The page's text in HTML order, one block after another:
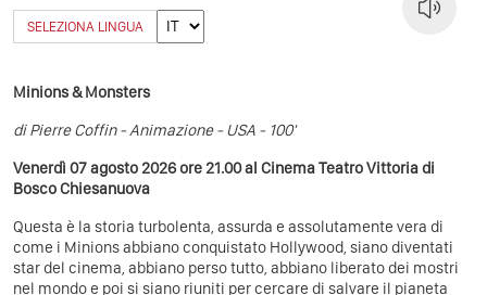
SELEZIONA LINGUA
Minions & Monsters
di Pierre Coffin - Animazione - USA - 100'
Venerdì 07 agosto 2026 ore 21.00 al Cinema Teatro Vittoria di
Bosco Chiesanuova
Questa è la storia turbolenta, assurda e assolutamente vera di
come i Minions abbiano conquistato Hollywood, siano diventati
star del cinema, abbiano perso tutto, abbiano liberato dei mostri
nel mondo e poi si siano riuniti per cercare di salvare il pianeta